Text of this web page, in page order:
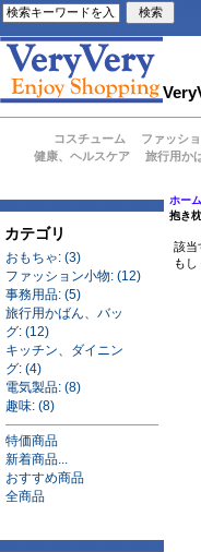
コスチューム ファッシ
健康、ヘルスケア
旅行用か
カテゴリ
おもちゃ: (3)
ファッション小物: (12)
事務用品: (5)
旅行用かばん、バッ
グ: (12)
キッチン、ダイニン
グ: (4)
電気製品: (8)
趣味: (8)
特価商品
新着商品...
おすすめ商品
全商品
ホーム
抱き
該当
も